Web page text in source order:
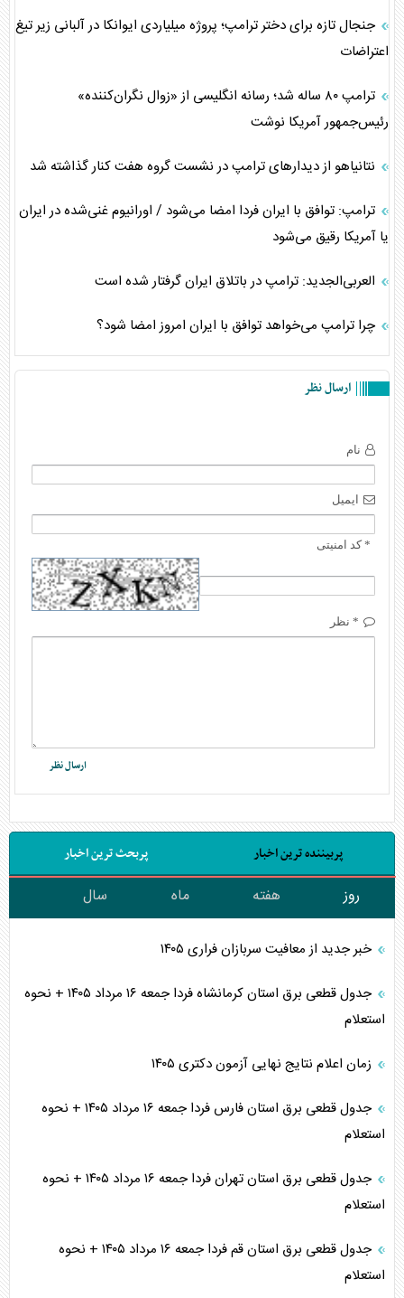
جنجال تازه برای دختر ترامپ؛ پروژه میلیاردی ایوانکا در آلبانی زیر تیغ
اعتراضات
ترامپ ۸۰ ساله شد؛ رسانه انگلیسی از «زوال نگران‌کننده»
رئیس‌جمهور آمریکا نوشت
نتانیاهو از دیدار‌های ترامپ در نشست گروه هفت کنار گذاشته شد
ترامپ: توافق با ایران فردا امضا می‌شود / اورانیوم غنی‌شده در ایران
یا آمریکا رقیق می‌شود
العربی‌الجدید: ترامپ در باتلاق ایران گرفتار شده است
چرا ترامپ می‌خواهد توافق با ایران امروز امضا شود؟
ارسال نظر
نام
ایمیل
* کد امنیتی
* نظر
پربیننده ترین اخبار پربحث ترین اخبار
روز هفته ماه سال
خبر جدید از معافیت سربازان فراری ۱۴۰۵
جدول قطعی برق استان کرمانشاه فردا جمعه ۱۶ مرداد ۱۴۰۵ + نحوه
استعلام
زمان اعلام نتایج نهایی آزمون دکتری ۱۴۰۵
جدول قطعی برق استان فارس فردا جمعه ۱۶ مرداد ۱۴۰۵ + نحوه
استعلام
جدول قطعی برق استان تهران فردا جمعه ۱۶ مرداد ۱۴۰۵ + نحوه
استعلام
جدول قطعی برق استان قم فردا جمعه ۱۶ مرداد ۱۴۰۵ + نحوه
استعلام